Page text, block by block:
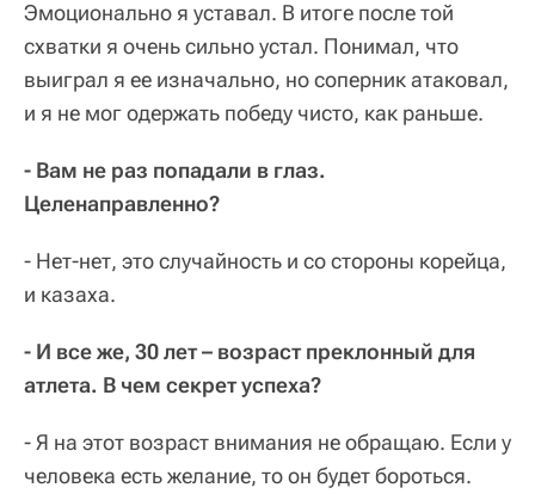
Эмоционально я уставал. В итоге после той
схватки я очень сильно устал. Понимал, что
выиграл я ее изначально, но соперник атаковал,
и я не мог одержать победу чисто, как раньше.
- Вам не раз попадали в глаз.
Целенаправленно?
- Нет-нет, это случайность и со стороны корейца,
и казаха.
- И все же, 30 лет – возраст преклонный для
атлета. В чем секрет успеха?
- Я на этот возраст внимания не обращаю. Если у
человека есть желание, то он будет бороться.